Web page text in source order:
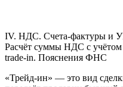
IV. НДС. Счета-фактуры и
Расчёт суммы НДС с учётом
trade-in. Пояснения ФНС
«Трейд-ин» — это вид